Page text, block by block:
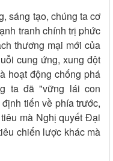
sáng tạo, chúng ta cơ
tranh chính trị phức
thương mại mới của
cung ứng, xung đột
hoạt động chống phá
ta đã "vững lái con
tiến về phía trước,
mà Nghị quyết Đại
chiến lược khác mà